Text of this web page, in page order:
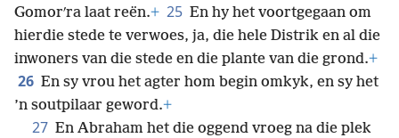
Gomorʹra laat reën.+ 25 En hy het voortgegaan om
hierdie stede te verwoes, ja, die hele Distrik en al die
inwoners van die stede en die plante van die grond.+
26 En sy vrou het agter hom begin omkyk, en sy het
’n soutpilaar geword.+
27 En Abraham het die oggend vroeg na die plek